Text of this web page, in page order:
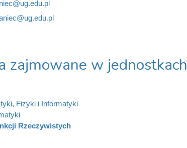
zajmowane w jednostkach
Fizyki i Informatyki
Rzeczywistych